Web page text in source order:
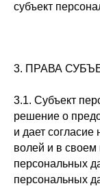
субъект
3. ПРАВА
3.1. Субъект
решение о
и дает согласие
волей и в своем
персональных
персональных